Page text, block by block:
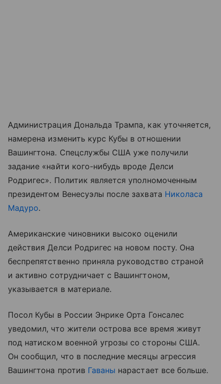
Администрация Дональда Трампа, как уточняется,
намерена изменить курс Кубы в отношении
Вашингтона. Спецслужбы США уже получили
задание «найти кого-нибудь вроде Делси
Родригес». Политик является уполномоченным
президентом Венесуэлы после захвата Николаса
Мадуро.
Американские чиновники высоко оценили
действия Делси Родригес на новом посту. Она
беспрепятственно приняла руководство страной
и активно сотрудничает с Вашингтоном,
указывается в материале.
Посол Кубы в России Энрике Орта Гонсалес
уведомил, что жители острова все время живут
под натиском военной угрозы со стороны США.
Он сообщил, что в последние месяцы агрессия
Вашингтона против Гаваны нарастает все больше.